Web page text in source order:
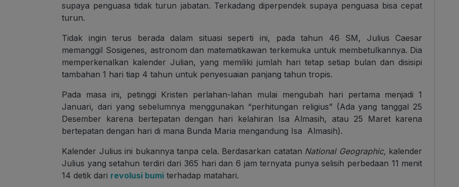
supaya penguasa tidak turun jabatan. Terkadang diperpendek supaya penguasa bisa cepat
turun.
Tidak ingin terus berada dalam situasi seperti ini, pada tahun 46 SM, Julius Caesar
memanggil Sosigenes, astronom dan matematikawan terkemuka untuk membetulkannya. Dia
memperkenalkan kalender Julian, yang memiliki jumlah hari tetap setiap bulan dan disisipi
tambahan 1 hari tiap 4 tahun untuk penyesuaian panjang tahun tropis.
Pada masa ini, petinggi Kristen perlahan-lahan mulai mengubah hari pertama menjadi 1
Januari, dari yang sebelumnya menggunakan “perhitungan religius” (Ada yang tanggal 25
Desember karena bertepatan dengan hari kelahiran Isa Almasih, atau 25 Maret karena
bertepatan dengan hari di mana Bunda Maria mengandung Isa Almasih).
Kalender Julius ini bukannya tanpa cela. Berdasarkan catatan National Geographic, kalender
Julius yang setahun terdiri dari 365 hari dan 6 jam ternyata punya selisih perbedaan 11 menit
14 detik dari revolusi bumi terhadap matahari.